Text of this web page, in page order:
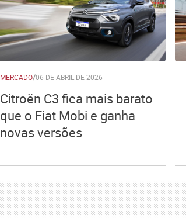
MERCADO/06 DE ABRIL DE 2026
Citroën C3 fica mais barato
que o Fiat Mobi e ganha
novas versões